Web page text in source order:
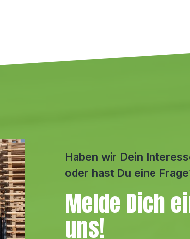
Haben wir Dein
oder hast Du eine
Melde Dich
uns!